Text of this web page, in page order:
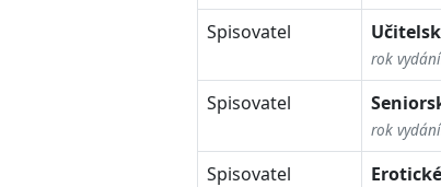
Spisovatel
rok
Spisovatel
rok
Spisovatel